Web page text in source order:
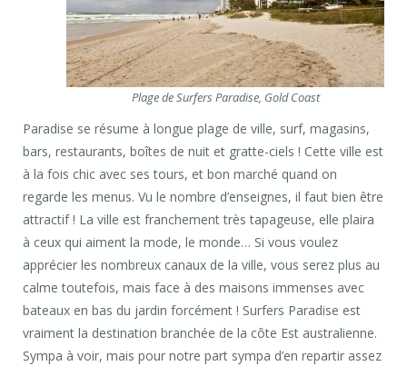
Plage de Surfers Paradise, Gold Coast
Paradise se résume à longue plage de ville, surf, magasins,
bars, restaurants, boîtes de nuit et gratte-ciels ! Cette ville est
à la fois chic avec ses tours, et bon marché quand on
regarde les menus. Vu le nombre d’enseignes, il faut bien être
attractif ! La ville est franchement très tapageuse, elle plaira
à ceux qui aiment la mode, le monde… Si vous voulez
apprécier les nombreux canaux de la ville, vous serez plus au
calme toutefois, mais face à des maisons immenses avec
bateaux en bas du jardin forcément ! Surfers Paradise est
vraiment la destination branchée de la côte Est australienne.
Sympa à voir, mais pour notre part sympa d’en repartir assez